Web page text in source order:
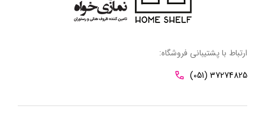
ارتباط با پشتیبانی فروشگاه:
(051) 37274825